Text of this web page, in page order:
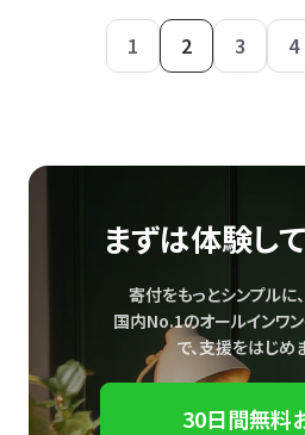
1 2 3 4
まずは体験し
寄付をもっとシンプルに
国内No.1のオールインワ
で、支援をはじめま
30日間無料